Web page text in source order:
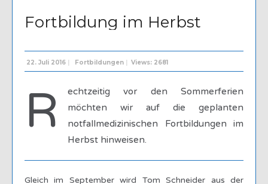
Fortbildung im Herbst
22. Juli 2016 Fortbildungen Views: 2681
R
echtzeitig vor den Sommerferien
möchten wir auf die geplanten
notfallmedizinischen Fortbildungen im
Herbst hinweisen.
Gleich im September wird Tom Schneider aus der